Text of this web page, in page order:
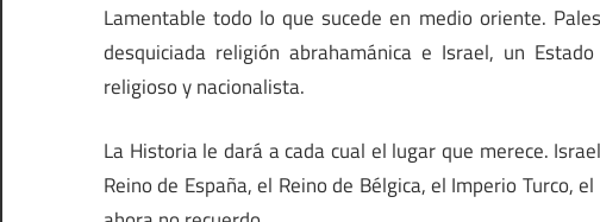
Lamentable todo lo que sucede en medio oriente.
desquiciada religión abrahamánica e Israel, un
religioso y nacionalista.
La Historia le dará a cada cual el lugar que merece.
Reino de España, el Reino de Bélgica, el Imperio Turco,